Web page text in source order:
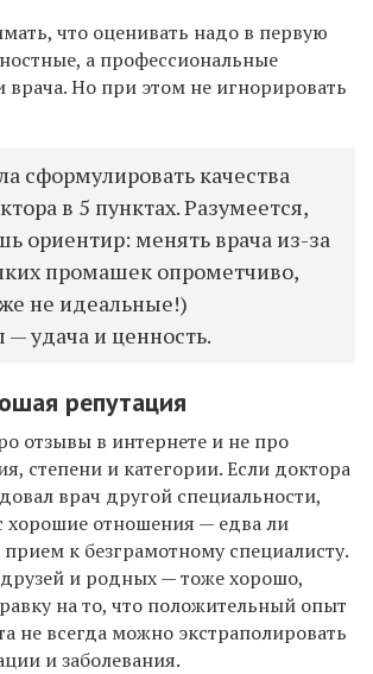
что оценивать надо в первую
а профессиональные
врача. Но при этом не игнорировать
сформулировать качества
в 5 пунктах. Разумеется,
ориентир: менять врача из-за
промашек опрометчиво,
не идеальные!)
— удача и ценность.
репутация
отзывы в интернете и не про
степени и категории. Если доктора
врач другой специальности,
хорошие отношения — едва ли
к безграмотному специалисту.
и родных — тоже хорошо,
на то, что положительный опыт
не всегда можно экстраполировать
и заболевания.